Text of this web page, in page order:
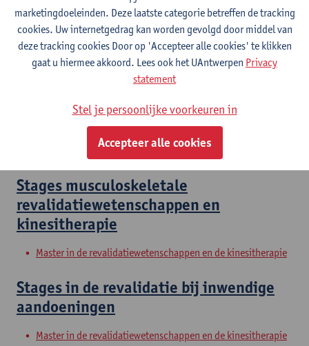
Master in de revalidatiewetenschappen en de kinesitherapie
Master in de revalidatiewetenschappen en de kinesitherapie
Master in de revalidatiewetenschappen en de kinesitherapie
Clinical Internships
internal conditions
neurological conditions
Stages musculoskeletale
revalidatiewetenschappen en
kinesitherapie
Master in de revalidatiewetenschappen en de kinesitherapie
Stages in de revalidatie bij inwendige
aandoeningen
Master in de revalidatiewetenschappen en de kinesitherapie
marketingdoeleinden. Deze laatste categorie betreffen de tracking
cookies. Uw internetgedrag kan worden gevolgd door middel van
deze tracking cookies Door op 'Accepteer alle cookies' te klikken
gaat u hiermee akkoord. Lees ook het UAntwerpen Privacy
statement
Stel je persoonlijke voorkeuren in
Accepteer alle cookies